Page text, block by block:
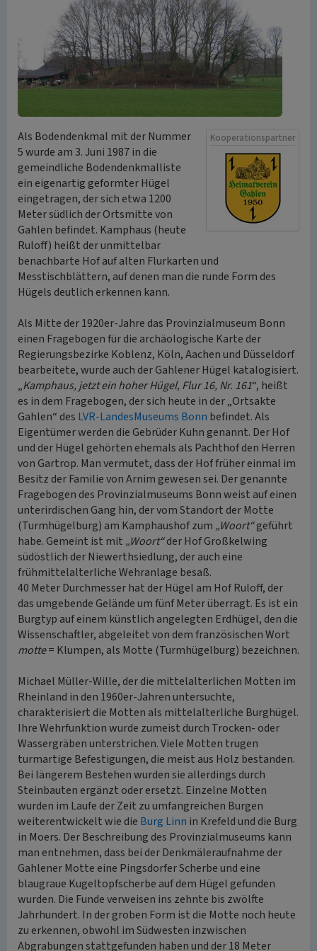
Kooperationspartner
Als Bodendenkmal mit der Nummer
5 wurde am 3. Juni 1987 in die
gemeindliche Bodendenkmalliste
ein eigenartig geformter Hügel
eingetragen, der sich etwa 1200
Meter südlich der Ortsmitte von
Gahlen befindet. Kamphaus (heute
Ruloff) heißt der unmittelbar
benachbarte Hof auf alten Flurkarten und
Messtischblättern, auf denen man die runde Form des
Hügels deutlich erkennen kann.
Als Mitte der 1920er-Jahre das Provinzialmuseum Bonn
einen Fragebogen für die archäologische Karte der
Regierungsbezirke Koblenz, Köln, Aachen und Düsseldorf
bearbeitete, wurde auch der Gahlener Hügel katalogisiert.
„Kamphaus, jetzt ein hoher Hügel, Flur 16, Nr. 161“, heißt
es in dem Fragebogen, der sich heute in der „Ortsakte
Gahlen“ des LVR-LandesMuseums Bonn befindet. Als
Eigentümer werden die Gebrüder Kuhn genannt. Der Hof
und der Hügel gehörten ehemals als Pachthof den Herren
von Gartrop. Man vermutet, dass der Hof früher einmal im
Besitz der Familie von Arnim gewesen sei. Der genannte
Fragebogen des Provinzialmuseums Bonn weist auf einen
unterirdischen Gang hin, der vom Standort der Motte
(Turmhügelburg) am Kamphaushof zum „Woort“geführt
habe. Gemeint ist mit „Woort“der Hof Großkelwing
südöstlich der Niewerthsiedlung, der auch eine
frühmittelalterliche Wehranlage besaß.
40 Meter Durchmesser hat der Hügel am Hof Ruloff, der
das umgebende Gelände um fünf Meter überragt. Es ist ein
Burgtyp auf einem künstlich angelegten Erdhügel, den die
Wissenschaftler, abgeleitet von dem französischen Wort
motte= Klumpen, als Motte (Turmhügelburg) bezeichnen.
Michael Müller-Wille, der die mittelalterlichen Motten im
Rheinland in den 1960er-Jahren untersuchte,
charakterisiert die Motten als mittelalterliche Burghügel.
Ihre Wehrfunktion wurde zumeist durch Trocken- oder
Wassergräben unterstrichen. Viele Motten trugen
turmartige Befestigungen, die meist aus Holz bestanden.
Bei längerem Bestehen wurden sie allerdings durch
Steinbauten ergänzt oder ersetzt. Einzelne Motten
wurden im Laufe der Zeit zu umfangreichen Burgen
weiterentwickelt wie die Burg Linn in Krefeld und die Burg
in Moers. Der Beschreibung des Provinzialmuseums kann
man entnehmen, dass bei der Denkmäleraufnahme der
Gahlener Motte eine Pingsdorfer Scherbe und eine
blaugraue Kugeltopfscherbe auf dem Hügel gefunden
wurden. Die Funde verweisen ins zehnte bis zwölfte
Jahrhundert. In der groben Form ist die Motte noch heute
zu erkennen, obwohl im Südwesten inzwischen
Abgrabungen stattgefunden haben und der 18 Meter